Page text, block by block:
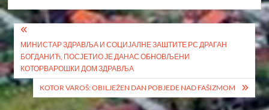
Кретање
чланка
МИНИСТАР ЗДРАВЉА И СОЦИЈАЛНЕ ЗАШТИТЕ РС ДРАГАН
БОГДАНИЋ, ПОСЈЕТИО ЈЕ ДАНАС ОБНОВЉЕНИ
КОТОРВАРОШКИ ДОМ ЗДРАВЉА
KOTOR VAROŠ: OBILJEŽEN DAN POBJEDE NAD FAŠIZMOM